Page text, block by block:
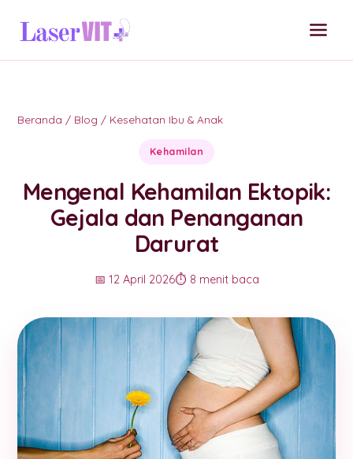
Beranda / Blog / Kesehatan Ibu & Anak
Kehamilan
Mengenal Kehamilan Ektopik:
Gejala dan Penanganan
Darurat
📅 12 April 2026⏱️ 8 menit baca